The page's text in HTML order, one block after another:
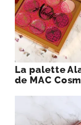
La palette
de MAC